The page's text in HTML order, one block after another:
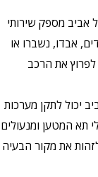
אביב מספק שירותי
אבדו, נשברו או
לפרוץ את הרכב
יכול לתקן מערכות
תא המטען ומנעולים
את מקור הבעיה